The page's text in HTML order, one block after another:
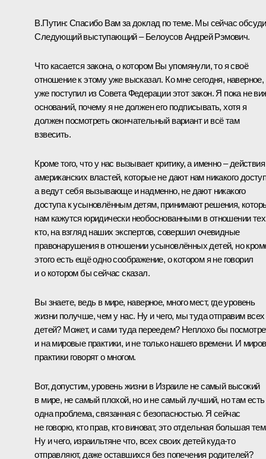
В.Путин: Спасибо Вам за доклад по теме. Мы сейчас
Следующий выступающий – Белоусов Андрей Рэмович.
Что касается закона, о котором Вы упомянули, то я своё
отношение к этому уже высказал. Ко мне сегодня, наверное,
уже поступил из Совета Федерации этот закон. Я пока не
оснований, почему я не должен его подписывать, хотя я
должен посмотреть окончательный вариант и всё там
взвесить.
Кроме того, что у нас вызывает критику, а именно – действия
американских властей, которые не дают нам никакого
а ведут себя вызывающе и надменно, не дают никакого
доступа к усыновлённым детям, принимают решения,
нам кажутся юридически необоснованными в отношении
кто, на взгляд наших экспертов, совершил очевидные
правонарушения в отношении усыновлённых детей, но
этого есть ещё одно соображение, о котором я не говорил
и о котором бы сейчас сказал.
Вы знаете, ведь в мире, наверное, много мест, где уровень
жизни получше, чем у нас. Ну и чего, мы туда отправим всех
детей? Может, и сами туда переедем? Неплохо бы
и на мировые практики, и не только нашего времени. И
практики говорят о многом.
Вот, допустим, уровень жизни в Израиле не самый высокий
в мире, не самый плохой, но и не самый лучший, но там есть
одна проблема, связанная с безопасностью. Я сейчас
не говорю, кто прав, кто виноват, это отдельная большая
Ну и чего, израильтяне что, всех своих детей куда‑то
отправляют, даже оставшихся без попечения родителей?